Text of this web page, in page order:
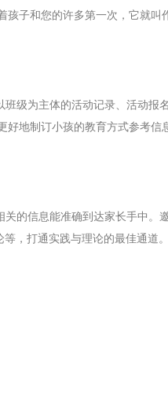
子和您的许多第一次，它就叫作
级为主体的活动记录、活动报
地制订小孩的教育方式参考信
的信息能准确到达家长手中。
，打通实践与理论的最佳通道。